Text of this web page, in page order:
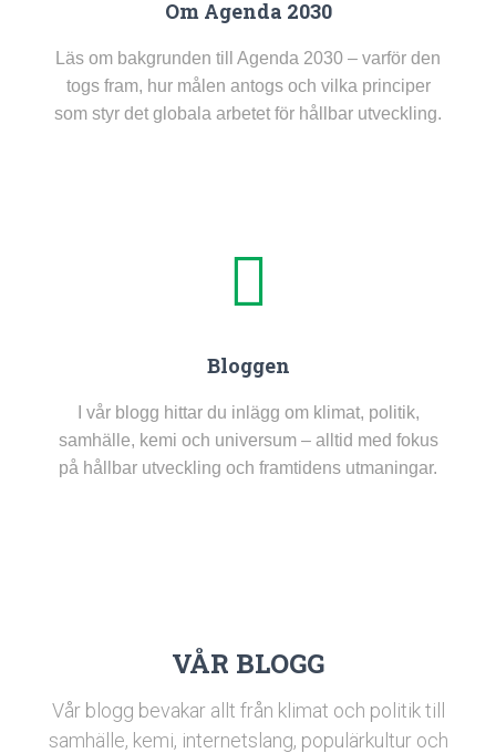
Om Agenda 2030
Läs om bakgrunden till Agenda 2030 – varför den
togs fram, hur målen antogs och vilka principer
som styr det globala arbetet för hållbar utveckling.
Bloggen
I vår blogg hittar du inlägg om klimat, politik,
samhälle, kemi och universum – alltid med fokus
på hållbar utveckling och framtidens utmaningar.
VÅR BLOGG
Vår blogg bevakar allt från klimat och politik till
samhälle, kemi, internetslang, populärkultur och